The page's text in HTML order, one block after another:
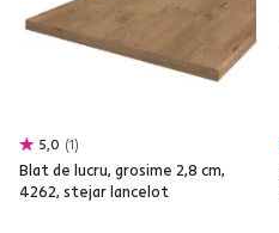
5,0 1
Blat de lucru, grosime 2,8 cm,
4262, stejar lancelot